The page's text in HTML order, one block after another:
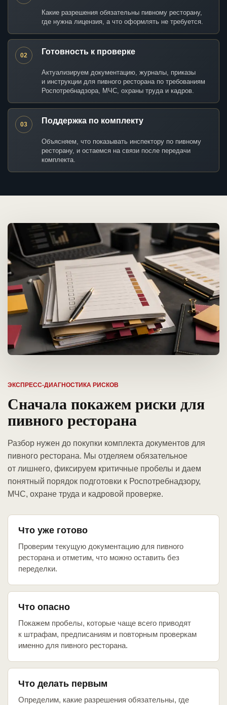
Какие разрешения обязательны пивному ресторану,
где нужна лицензия, а что оформлять не требуется.
02 Готовность к проверке
Актуализируем документацию, журналы, приказы
и инструкции для пивного ресторана по требованиям
Роспотребнадзора, МЧС, охраны труда и кадров.
03 Поддержка по комплекту
Объясняем, что показывать инспектору по пивному
ресторану, и остаемся на связи после передачи
комплекта.
ЭКСПРЕСС-ДИАГНОСТИКА РИСКОВ
Сначала покажем риски для
пивного ресторана
Разбор нужен до покупки комплекта документов для
пивного ресторана. Мы отделяем обязательное
от лишнего, фиксируем критичные пробелы и даем
понятный порядок подготовки к Роспотребнадзору,
МЧС, охране труда и кадровой проверке.
Что уже готово
Проверим текущую документацию для пивного
ресторана и отметим, что можно оставить без
переделки.
Что опасно
Покажем пробелы, которые чаще всего приводят
к штрафам, предписаниям и повторным проверкам
именно для пивного ресторана.
Что делать первым
Определим, какие разрешения обязательны, где